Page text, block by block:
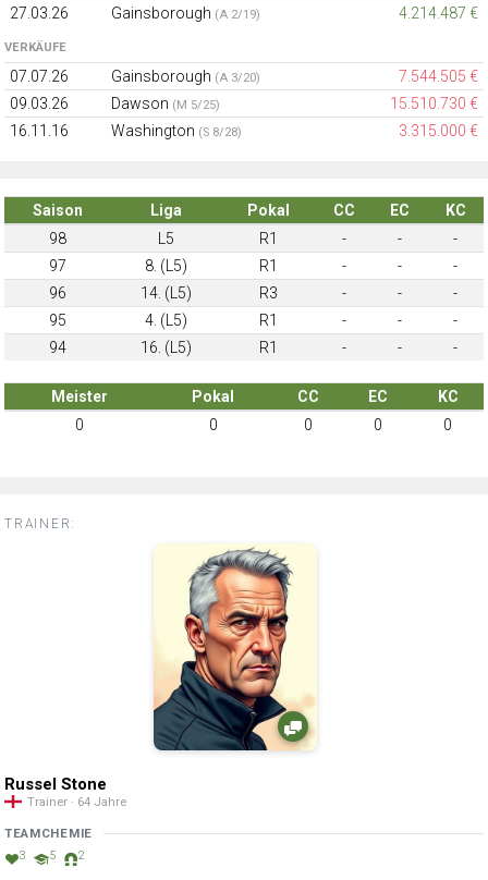
27.03.26
Gainsborough (A 2/19) 4.214.487 €
VERKÄUFE
07.07.26 Gainsborough (A 3/20)
7.544.505 €
09.03.26
Dawson (M 5/25)
15.510.730 €
16.11.16
Washington (S 8/28) 3.315.000 €
Saison Liga Pokal CC EC
KC
98
L5 R1 - -
-
97
8. (L5) R1 - -
-
96
14. (L5) R3 - -
-
95
4. (L5) R1 - -
-
94
16. (L5) R1 - - -
Meister Pokal CC EC
KC
0
0 0 0 0
TRAINER:
Russel Stone
Trainer · 64 Jahre
TEAMCHEMIE
3 5 2